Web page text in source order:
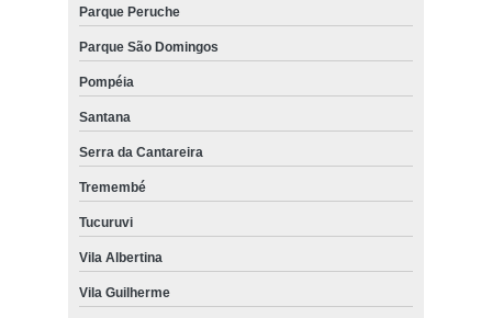
Parque Peruche
Parque São Domingos
Pompéia
Santana
Serra da Cantareira
Tremembé
Tucuruvi
Vila Albertina
Vila Guilherme